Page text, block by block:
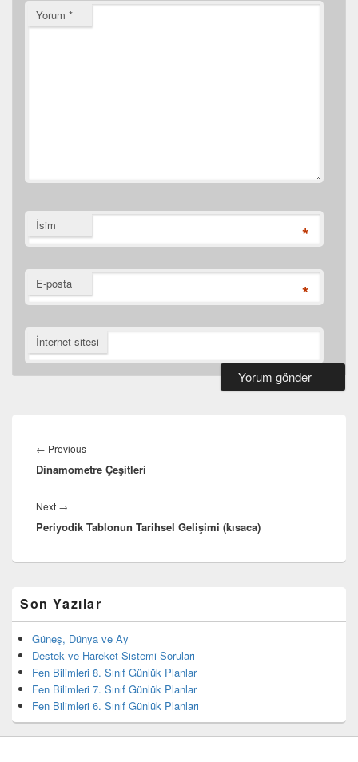
Yorum *
İsim *
E-posta *
İnternet sitesi
dolaşımı
← PreviousPrevious
post:
Dinamometre Çeşitleri
Next →
post:
Periyodik Tablonun Tarihsel Gelişimi (kısaca)
yan
bar
eklenti
bölgesi
Son Yazılar
Güneş, Dünya ve Ay
Destek ve Hareket Sistemi Soruları
Fen Bilimleri 8. Sınıf Günlük Planlar
Fen Bilimleri 7. Sınıf Günlük Planlar
Fen Bilimleri 6. Sınıf Günlük Planları